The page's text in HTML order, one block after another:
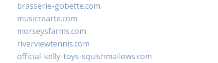
brasserie-gobette.com
musicrearte.com
morseysfarms.com
riverviewtennis.com
official-kelly-toys-squishmallows.com